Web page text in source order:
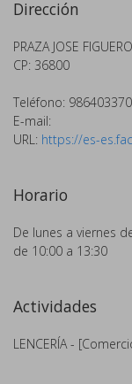
Dirección
PRAZA JOSE
CP: 36800
Teléfono: 986403370
E-mail:
URL: https://es-
Horario
De lunes a viernes
de 10:00 a 13:30
Actividades
LENCERÍA -